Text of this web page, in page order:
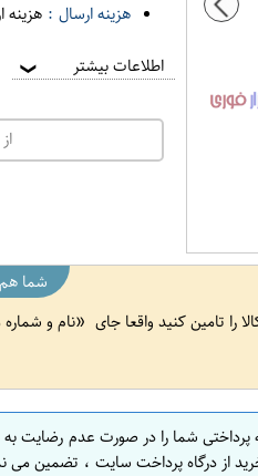
هزینه ارسال :
اطلاعات بیشتر ❯
شما هم
را تامین کنید واقعا جای
نام و
پرداختی شما را در صورت عدم
از درگاه پرداخت سایت ، تضمین می